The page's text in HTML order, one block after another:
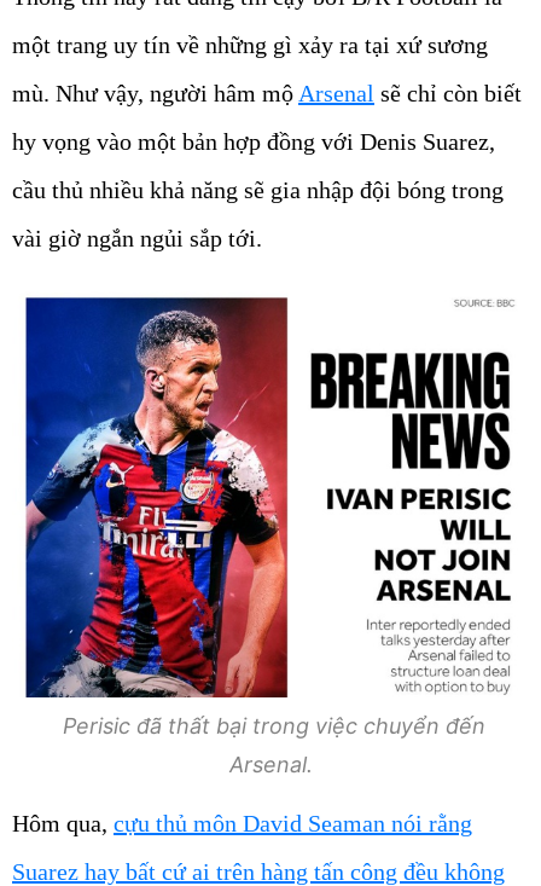
một trang uy tín về những gì xảy ra tại xứ sương
mù. Như vậy, người hâm mộ Arsenal sẽ chỉ còn biết
hy vọng vào một bản hợp đồng với Denis Suarez,
cầu thủ nhiều khả năng sẽ gia nhập đội bóng trong
vài giờ ngắn ngủi sắp tới.
Perisic đã thất bại trong việc chuyển đến
Arsenal.
Hôm qua, cựu thủ môn David Seaman nói rằng
Suarez hay bất cứ ai trên hàng tấn công đều không